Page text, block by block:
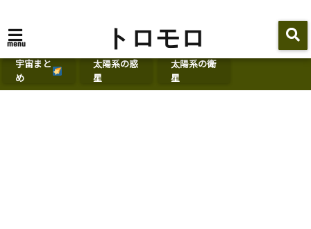
menu トロモロ
宇宙まと
め
太陽系の惑
星
太陽系の衛
星